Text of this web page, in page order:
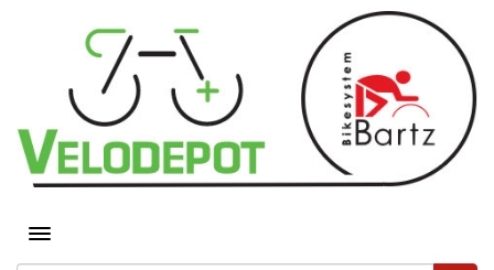
Toggle navigation